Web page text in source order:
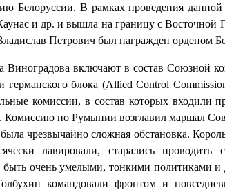
Белоруссии. В рамках проведения
и др. и вышла на границу с Восточной
Петрович был награжден орденом
Виноградова включают в состав
германского блока (Allied Control
комиссии, в состав которых
по Румынии возглавил маршал
чрезвычайно сложная обстановка.
лавировали, старались
очень умелыми, тонкими политиками
командовали фронтом и